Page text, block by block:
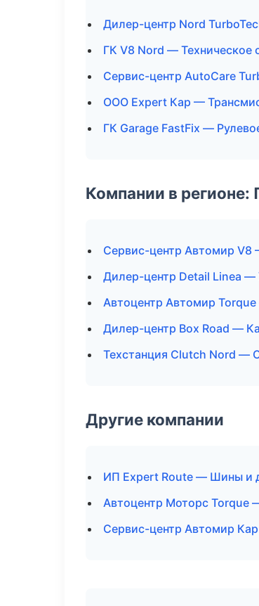
Дилер-центр Nord
ГК V8 Nord — Техническое
Сервис-центр AutoCare
ООО Expert Кар —
ГК Garage FastFix —
Компании в
Сервис-центр Автомир
Дилер-центр Detail Linea —
Автоцентр Автомир
Дилер-центр Box Road —
Техстанция Clutch Nord —
Другие компании
ИП Expert Route — Шины и
Автоцентр Моторс Torque
Сервис-центр Автомир